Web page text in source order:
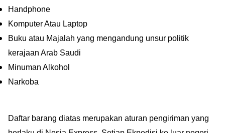
Handphone
Komputer Atau Laptop
Buku atau Majalah yang mengandung unsur politik
kerajaan Arab Saudi
Minuman Alkohol
Narkoba
Daftar barang diatas merupakan aturan pengiriman yang